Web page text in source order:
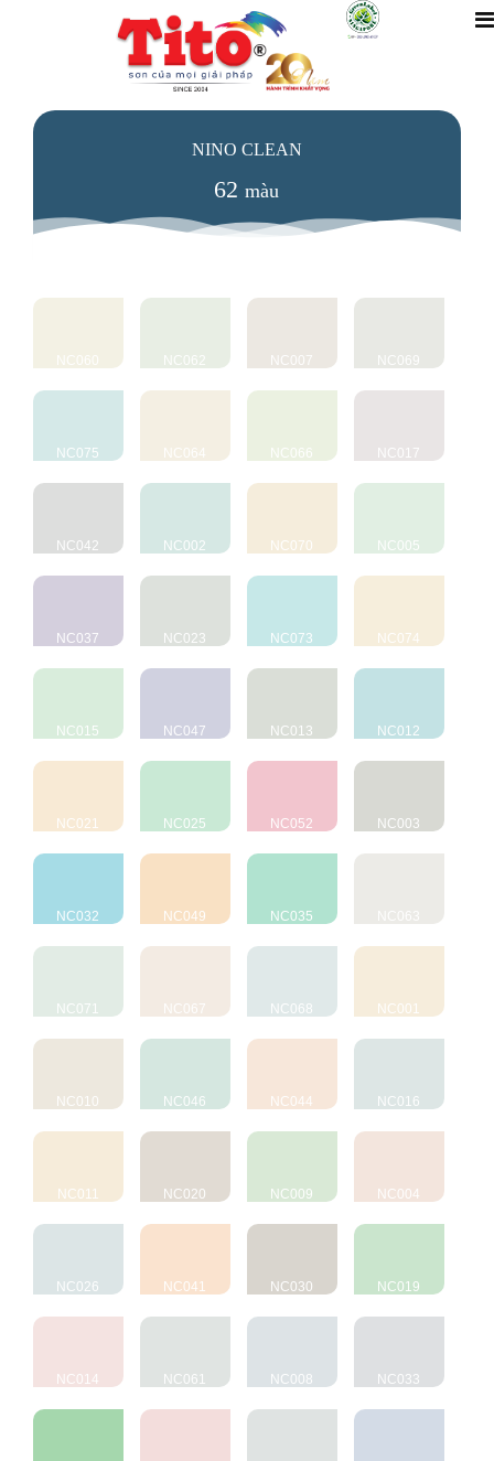
NINO CLEAN
62màu
NC060 NC062 NC007 NC069
NC075 NC064 NC066 NC017
NC042 NC002 NC070 NC005
NC037 NC023 NC073 NC074
NC015 NC047 NC013 NC012
NC021 NC025 NC052 NC003
NC032 NC049 NC035 NC063
NC071 NC067 NC068 NC001
NC010 NC046 NC044 NC016
NC011 NC020 NC009 NC004
NC026 NC041 NC030 NC019
NC014 NC061 NC008 NC033